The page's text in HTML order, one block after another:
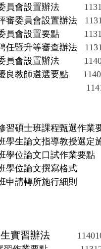
員會設置辦法
審委員會設置辦法
員會設置要點
任暨升等審查辦法
員會設置辦法
良教師遴選要點
習碩士班課程甄選作業
學生論文指導教授選定
學位論文口試作業要點
學位論文撰寫格式
申請轉所施行細則
實習辦法